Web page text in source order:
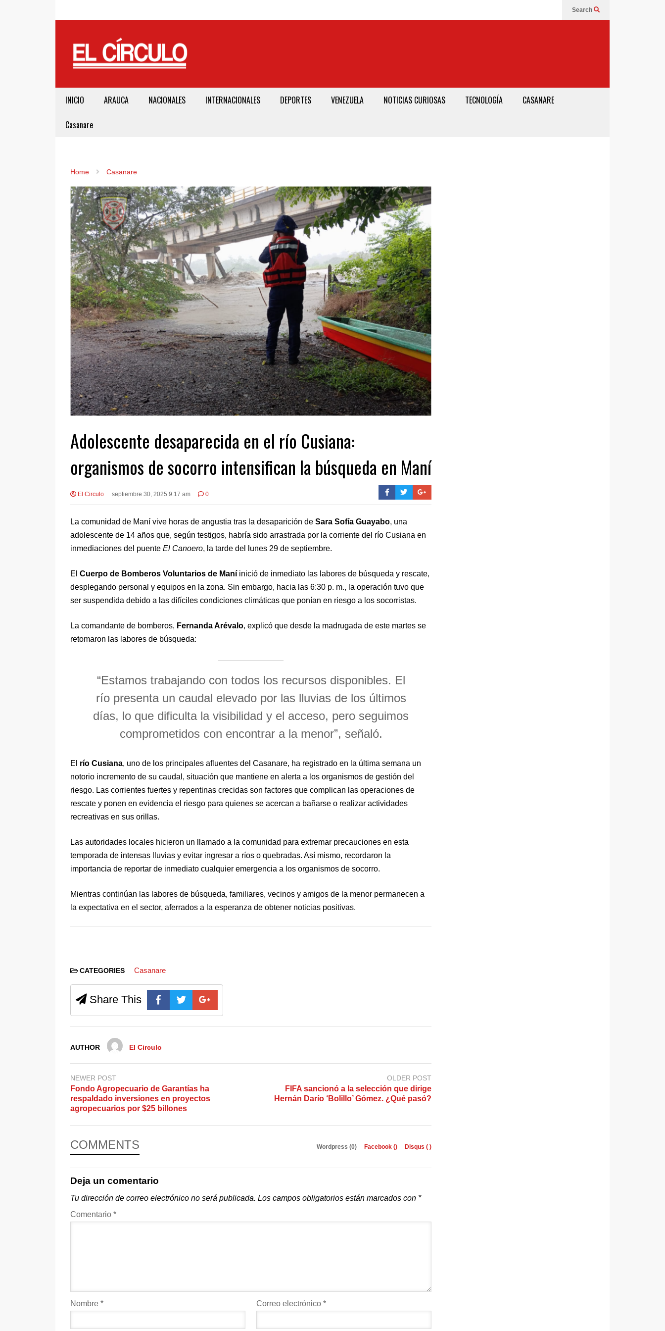
Search
INICIO ARAUCA NACIONALES INTERNACIONALES DEPORTES VENEZUELA NOTICIAS CURIOSAS TECNOLOGÍA CASANARE
Casanare
Home Casanare
Adolescente desaparecida en el río Cusiana:
organismos de socorro intensifican la búsqueda en Maní
El Circulo septiembre 30, 2025 9:17 am 0
La comunidad de Maní vive horas de angustia tras la desaparición de Sara Sofía Guayabo, una
adolescente de 14 años que, según testigos, habría sido arrastrada por la corriente del río Cusiana en
inmediaciones del puente El Canoero, la tarde del lunes 29 de septiembre.
El Cuerpo de Bomberos Voluntarios de Maní inició de inmediato las labores de búsqueda y rescate,
desplegando personal y equipos en la zona. Sin embargo, hacia las 6:30 p. m., la operación tuvo que
ser suspendida debido a las difíciles condiciones climáticas que ponían en riesgo a los socorristas.
La comandante de bomberos, Fernanda Arévalo, explicó que desde la madrugada de este martes se
retomaron las labores de búsqueda:
“Estamos trabajando con todos los recursos disponibles. El
río presenta un caudal elevado por las lluvias de los últimos
días, lo que dificulta la visibilidad y el acceso, pero seguimos
comprometidos con encontrar a la menor”, señaló.
El río Cusiana, uno de los principales afluentes del Casanare, ha registrado en la última semana un
notorio incremento de su caudal, situación que mantiene en alerta a los organismos de gestión del
riesgo. Las corrientes fuertes y repentinas crecidas son factores que complican las operaciones de
rescate y ponen en evidencia el riesgo para quienes se acercan a bañarse o realizar actividades
recreativas en sus orillas.
Las autoridades locales hicieron un llamado a la comunidad para extremar precauciones en esta
temporada de intensas lluvias y evitar ingresar a ríos o quebradas. Así mismo, recordaron la
importancia de reportar de inmediato cualquier emergencia a los organismos de socorro.
Mientras continúan las labores de búsqueda, familiares, vecinos y amigos de la menor permanecen a
la expectativa en el sector, aferrados a la esperanza de obtener noticias positivas.
CATEGORIES Casanare
Share This
AUTHOR El Circulo
NEWER POST
Fondo Agropecuario de Garantías ha
respaldado inversiones en proyectos
agropecuarios por $25 billones
OLDER POST
FIFA sancionó a la selección que dirige
Hernán Darío ‘Bolillo’ Gómez. ¿Qué pasó?
COMMENTS Wordpress (0) Facebook () Disqus ( )
Deja un comentario
Tu dirección de correo electrónico no será publicada. Los campos obligatorios están marcados con *
Comentario *
Nombre * Correo electrónico *